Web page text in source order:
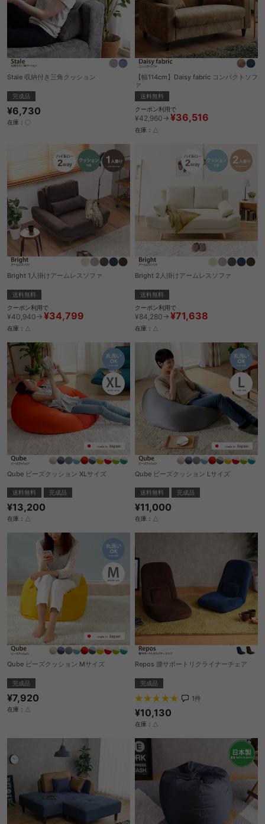
Stale 収納付き三角クッション
完成品
¥6,730
在庫：〇
【幅114cm】Daisy fabric コンパクトソフ
ァ
送料無料
クーポン利用で
¥42,960→ ¥36,516
在庫：△
Bright 1人掛けアームレスソファ
送料無料
クーポン利用で
¥40,940→ ¥34,799
在庫：△
Bright 2人掛けアームレスソファ
送料無料
クーポン利用で
¥84,280→ ¥71,638
在庫：△
Qube ビーズクッション XLサイズ
送料無料 完成品
¥13,200
在庫：△
Qube ビーズクッション Lサイズ
送料無料 完成品
¥11,000
在庫：△
Qube ビーズクッション Mサイズ
完成品
¥7,920
在庫：△
Repos 腰サポートリクライナーチェア
完成品
1件
¥10,130
在庫：△